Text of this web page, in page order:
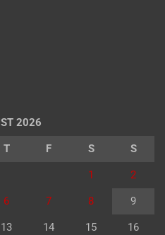
2026
T F S S
1 2
6 7 8 9
13 14 15 16